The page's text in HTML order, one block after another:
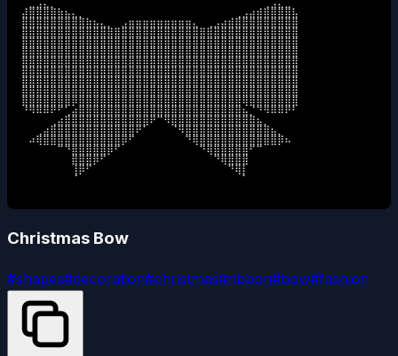
⠀⣀⣠⣄⡀⠀⠀⠀⠀⠀⠀⠀⠀⠀⠀⠀⠀⠀⠀⠀⠀⠀⠀⠀⠀⠀⠀⠀⠀⠀⠀⠀⠀⠀⢀⣠⣄⣀⠀
⣼⣿⣿⣿⣿⣷⣦⣄⡀⠀⠀⠀⠀⠀⠀⠀⠀⠀⠀⠀⠀⠀⠀⠀⠀⠀⠀⠀⠀⠀⢀⣠⣴⣾⣿⣿⣿⣿⣧
⣿⣿⣿⣿⣿⣿⣿⣿⣿⣷⣦⣄⡀⠀⣠⣶⣶⣶⣶⣶⣶⣶⣶⣶⣄⠀⢀⣠⣴⣾⣿⣿⣿⣿⣿⣿⣿⣿⣿
⣿⣿⣿⣿⣿⣿⣿⣿⣿⣿⣿⣿⣿⣿⣿⣿⣿⣿⣿⣿⣿⣿⣿⣿⣿⣿⣿⣿⣿⣿⣿⣿⣿⣿⣿⣿⣿⣿⣿
⣿⣿⣿⣿⣿⣿⣿⣿⣿⣿⣿⣿⣿⣿⣿⣿⣿⣿⣿⣿⣿⣿⣿⣿⣿⣿⣿⣿⣿⣿⣿⣿⣿⣿⣿⣿⣿⣿⣿
⣿⣿⣿⣿⣿⣿⣿⣿⣿⣿⣿⣿⣿⣿⣿⣿⣿⣿⣿⣿⣿⣿⣿⣿⣿⣿⣿⣿⣿⣿⣿⣿⣿⣿⣿⣿⣿⣿⣿
⣿⣿⣿⣿⣿⣿⣿⣿⣿⣿⣿⣿⣿⣿⣿⣿⣿⣿⣿⣿⣿⣿⣿⣿⣿⣿⣿⣿⣿⣿⣿⣿⣿⣿⣿⣿⣿⣿⣿
⣿⣿⣿⣿⣿⣿⣿⣿⣿⣿⣿⣿⣿⣿⣿⣿⣿⣿⣿⣿⣿⣿⣿⣿⣿⣿⣿⣿⣿⣿⣿⣿⣿⣿⣿⣿⣿⣿⣿
⣿⣿⣿⣿⣿⣿⣿⣿⣿⣿⣿⣿⣿⣿⣿⣿⣿⣿⣿⣿⣿⣿⣿⣿⣿⣿⣿⣿⣿⣿⣿⣿⣿⣿⣿⣿⣿⣿⣿
⣿⣿⣿⣿⣿⣿⣿⣿⣿⣿⣿⣿⣿⣿⣿⣿⣿⣿⣿⣿⣿⣿⣿⣿⣿⣿⣿⣿⣿⣿⣿⣿⣿⣿⣿⣿⣿⣿⣿
⣿⣿⣿⣿⣿⣿⣿⡿⣿⣿⣿⣿⣿⣿⣿⣿⣿⣿⣿⣿⣿⣿⣿⣿⣿⣿⣿⣿⣿⣿⣿⢿⣿⣿⣿⣿⣿⣿⣿
⠘⠻⠿⠿⠟⠋⢁⣴⣿⣿⣿⣿⣿⣿⣿⣿⣿⣿⣿⣿⣿⣿⣿⣿⣿⣿⣿⣿⣿⣿⣿⣦⡈⠙⠻⠿⠿⠟⠃
⠀⠀⠀⠀⢀⣴⣿⣿⣿⣿⣿⣿⣿⣿⣿⣿⣿⣿⠟⠉⠻⣿⣿⣿⣿⣿⣿⣿⣿⣿⣿⣿⣿⣦⡀⠀⠀⠀⠀
⠀⠀⢀⣴⣿⣿⣿⣿⣿⣿⣿⣿⣿⣿⣿⣿⠟⠁⠀⠀⠀⠈⠻⣿⣿⣿⣿⣿⣿⣿⣿⣿⣿⣿⣿⣦⡀⠀⠀
⠀⠴⢿⣿⣿⣿⣿⣿⣿⣿⣿⣿⣿⣿⡿⠋⠀⠀⠀⠀⠀⠀⠀⠙⢿⣿⣿⣿⣿⣿⣿⣿⣿⣿⣿⣿⡿⠦⠀
⠀⠀⠀⠀⠀⠉⠙⣿⣿⣿⣿⣿⡿⠋⠀⠀⠀⠀⠀⠀⠀⠀⠀⠀⠀⠙⢿⣿⣿⣿⣿⣿⠋⠉⠀⠀⠀⠀⠀
⠀⠀⠀⠀⠀⠀⠀⣿⣿⣿⡿⠋⠀⠀⠀⠀⠀⠀⠀⠀⠀⠀⠀⠀⠀⠀⠀⠙⢿⣿⣿⣿⠀⠀⠀⠀⠀⠀⠀
⠀⠀⠀⠀⠀⠀⠀⢸⡿⠋⠀⠀⠀⠀⠀⠀⠀⠀⠀⠀⠀⠀⠀⠀⠀⠀⠀⠀⠀⠙⢿⡇⠀⠀⠀⠀⠀⠀⠀
⠀⠀⠀⠀⠀⠀⠀⠈⠀⠀⠀⠀⠀⠀⠀⠀⠀⠀⠀⠀⠀⠀⠀⠀⠀⠀⠀⠀⠀⠀⠀⠁⠀⠀⠀⠀⠀⠀⠀
Christmas Bow
#shapes#decoration#christmas#ribbon#bow#fashion